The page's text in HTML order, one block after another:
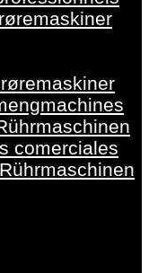
comerciales